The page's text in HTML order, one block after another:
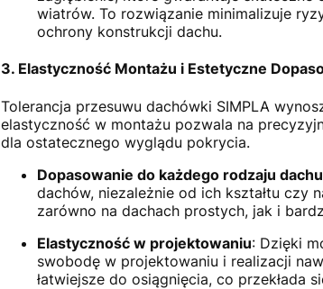
wiatrów. To rozwiązanie minimalizuje
ochrony konstrukcji dachu.
3. Elastyczność Montażu i Estetyczne
Tolerancja przesuwu dachówki SIMPLA
elastyczność w montażu pozwala na
dla ostatecznego wyglądu pokrycia.
Dopasowanie do każdego rodzaju dachu
dachów, niezależnie od ich kształtu czy
zarówno na dachach prostych, jak i
Elastyczność w projektowaniu: Dzięki
swobodę w projektowaniu i realizacji
łatwiejsze do osiągnięcia, co przekłada